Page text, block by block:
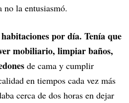
la entusiasmó.
por día. Tenía que
mobiliario, limpiar baños,
de cama y cumplir
en tiempos cada vez más
cerca de dos horas en dejar